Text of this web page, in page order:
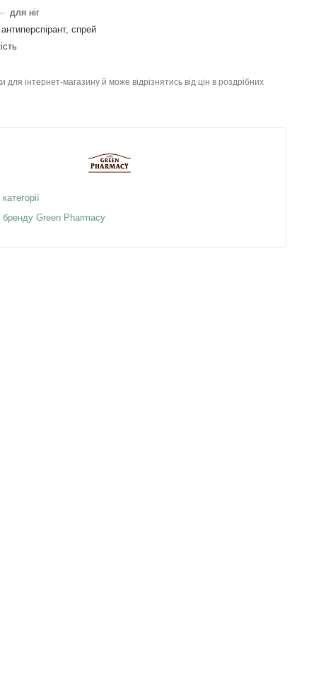
для ніг
антиперспірант, спрей
для інтернет-магазину й може відрізнятись від цін в роздрібних
бренду Green Pharmacy